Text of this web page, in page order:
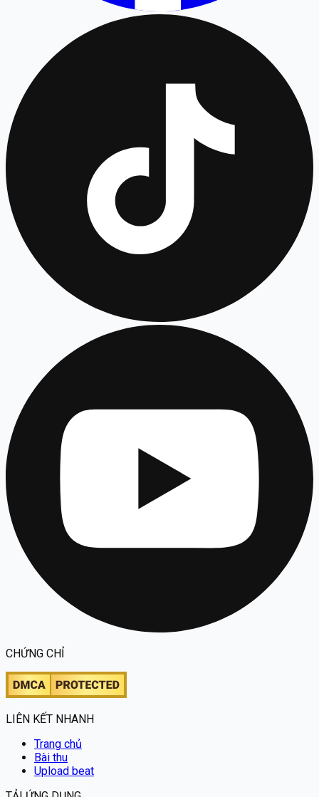
CHỨNG CHỈ
LIÊN KẾT NHANH
Trang chủ
Bài thu
Upload beat